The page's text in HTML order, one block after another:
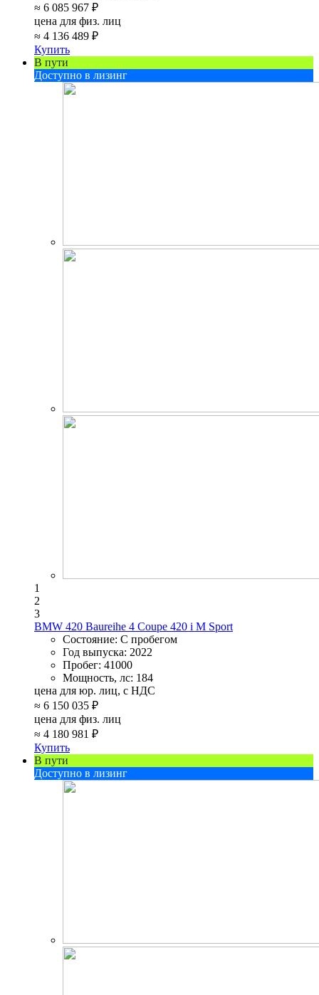
≈ 6 085 967 ₽
цена для физ. лиц
≈ 4 136 489 ₽
Купить
В пути
Доступно в лизинг
1
2
3
BMW 420 Baureihe 4 Coupe 420 i M Sport
Состояние: С пробегом
Год выпуска: 2022
Пробег: 41000
Мощность, лс: 184
цена для юр. лиц, с НДС
≈ 6 150 035 ₽
цена для физ. лиц
≈ 4 180 981 ₽
Купить
В пути
Доступно в лизинг